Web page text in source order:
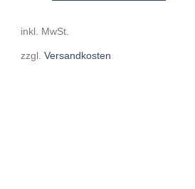
inkl. MwSt.
zzgl.Versandkosten